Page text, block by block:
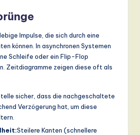
Impulse, die sich durch eine
können. In asynchronen Systemen
Schleife oder ein Flip-Flop
Zeitdiagramme zeigen diese oft als
sicher, dass die nachgeschaltete
Verzögerung hat, um diese
Steilere Kanten (schnellere